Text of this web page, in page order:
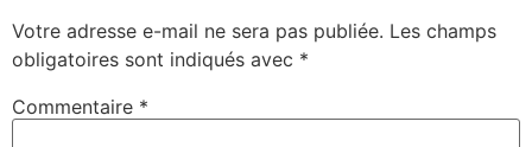
Votre adresse e-mail ne sera pas publiée. Les champs
obligatoires sont indiqués avec *
Commentaire *